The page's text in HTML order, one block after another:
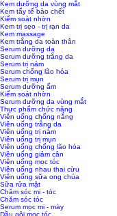
Kem dưỡng da vùng mắt
Kem tẩy tế bào chết
Kiểm soát nhờn
Kem trị sẹo - trị rạn da
Kem massage
Kem trắng da toàn thân
Serum dưỡng da
Serum dưỡng trắng da
Serum trị nám
Serum chống lão hóa
Serum trị mụn
Serum dưỡng ẩm
Kiểm soát nhờn
Serum dưỡng da vùng mắt
Thực phẩm chức năng
Viên uống chống nắng
Viên uống trắng da
Viên uống trị nám
Viên uống trị mụn
Viên uống chống lão hóa
Viên uống giảm cân
Viên uống mọc tóc
Viên uống nhau thai cừu
Viên uống sữa ong chúa
Sữa rửa mặt
Chăm sóc mi - tóc
Chăm sóc tóc
Serum mọc mi - mày
Dầu gội mọc tóc